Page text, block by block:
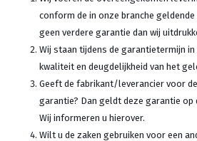
conform de in onze branche
geen verdere garantie dan wij
Wij staan tijdens de garantietermijn
kwaliteit en deugdelijkheid van het
Geeft de fabrikant/leverancier voor
garantie? Dan geldt deze garantie
Wij informeren u hierover.
Wilt u de zaken gebruiken voor een